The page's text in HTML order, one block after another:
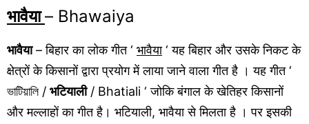
भावैया– Bhawaiya
भावैया– बिहार का लोक गीत ‘ भावैया‘ यह बिहार और उसके निकट के
क्षेत्रों के किसानों द्वारा प्रयोग में लाया जाने वाला गीत है । यह गीत ‘
ভাটিয়ালি / भटियाली/ Bhatiali ‘ जोकि बंगाल के खेतिहर किसानों
और मल्लाहों का गीत है। भटियाली, भावैया से मिलता है । पर इसकी